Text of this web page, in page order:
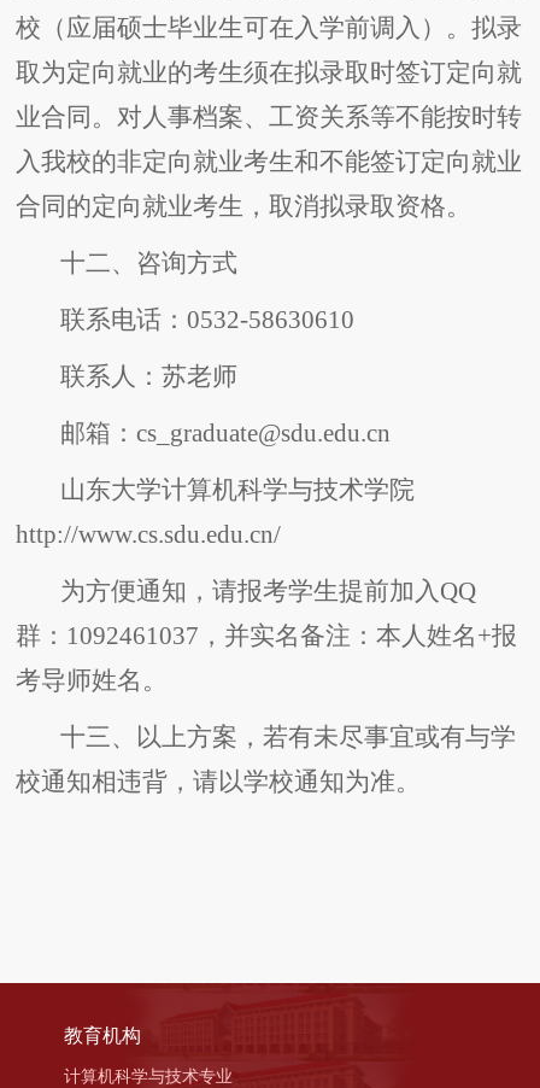
校（应届硕士毕业生可在入学前调入）。拟录
取为定向就业的考生须在拟录取时签订定向就
业合同。对人事档案、工资关系等不能按时转
入我校的非定向就业考生和不能签订定向就业
合同的定向就业考生，取消拟录取资格。
十二、咨询方式
联系电话：0532-58630610
联系人：苏老师
邮箱：cs_graduate@sdu.edu.cn
山东大学计算机科学与技术学院
http://www.cs.sdu.edu.cn/
为方便通知，请报考学生提前加入QQ
群：1092461037，并实名备注：本人姓名+报
考导师姓名。
十三、以上方案，若有未尽事宜或有与学
校通知相违背，请以学校通知为准。
教育机构
计算机科学与技术专业